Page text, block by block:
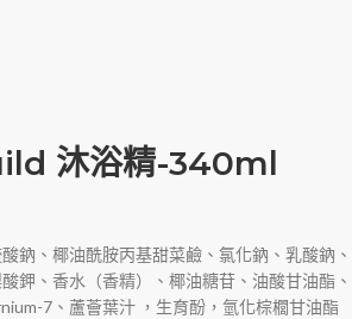
沐浴精-340ml
鈉、椰油酰胺丙基甜菜鹼、氯化鈉、乳酸鈉、
鉀、香水（香精）、椰油糖苷、油酸甘油酯、
7、蘆薈葉汁 ，生育酚，氫化棕櫚甘油酯